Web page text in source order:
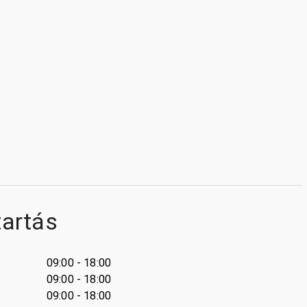
09:00 - 18:00
09:00 - 18:00
09:00 - 18:00